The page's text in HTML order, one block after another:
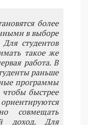
более
в выборе
студентов
такое же
работа. В
раньше
программы
быстрее
совмещать
доход. Для